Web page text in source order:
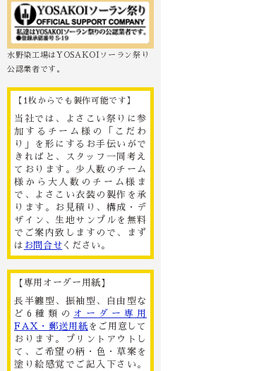
水野染工場はYOSAKOIソーラン祭り
公認業者です。
【1枚からでも製作可能です】
当社では、よさこい祭りに参
加するチーム様の「こだわ
り」を形にするお手伝いがで
きればと、スタッフ一同考え
ております。少人数のチーム
様から大人数のチーム様ま
で、よさこい衣装の製作を承
ります。お見積り、構成・デ
ザイン、生地サンプルを無料
でご案内致しますので、まず
は お問合せ ください。
【専用オーダー用紙】
長半纏型、振袖型、自由型な
ど6種類の オーダー専用
FAX・郵送用紙 をご用意して
おります。プリントアウトし
て、ご希望の柄・色・草案を
塗り絵感覚でご記入下さい。